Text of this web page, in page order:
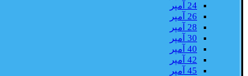
24 آمپر
26 آمپر
28 آمپر
30 آمپر
40 آمپر
42 آمپر
45 آمپر